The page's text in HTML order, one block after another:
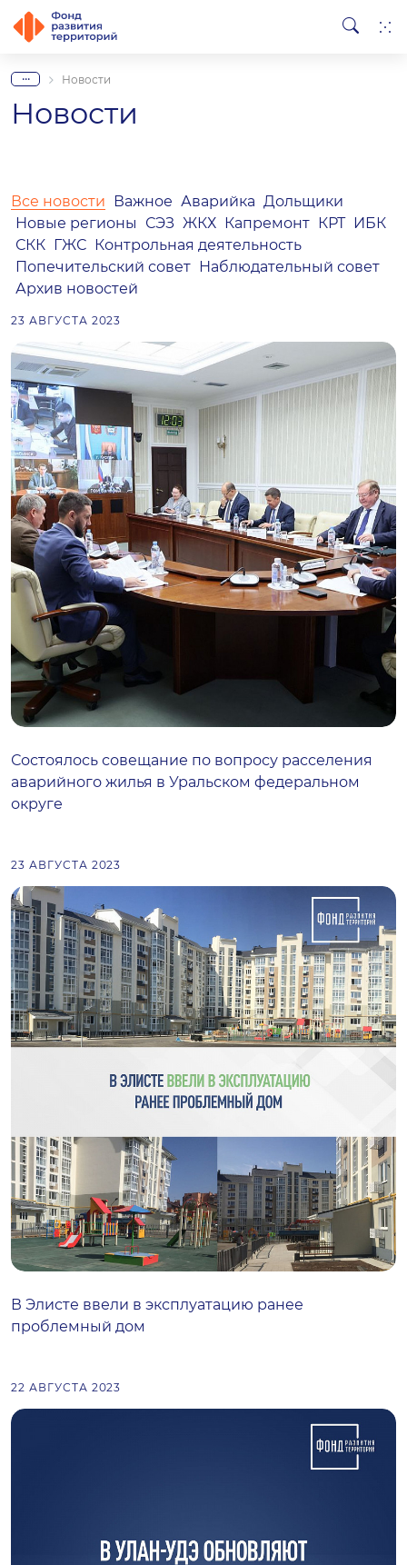
... Новости
Новости
Все новости Важное Аварийка Дольщики
Новые регионы
СЭЗ ЖКХ Капремонт КРТ ИБК
СКК ГЖС Контрольная деятельность
Попечительский совет Наблюдательный совет
Архив новостей
23 АВГУСТА 2023
Состоялось совещание по вопросу расселения
аварийного жилья в Уральском федеральном
округе
23 АВГУСТА 2023
В Элисте ввели в эксплуатацию ранее
проблемный дом
22 АВГУСТА 2023